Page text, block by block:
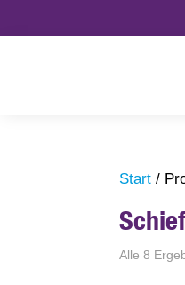
Start /
Alle 8